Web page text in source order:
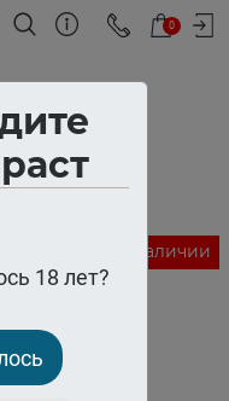
18 лет?
0
Нет в наличии